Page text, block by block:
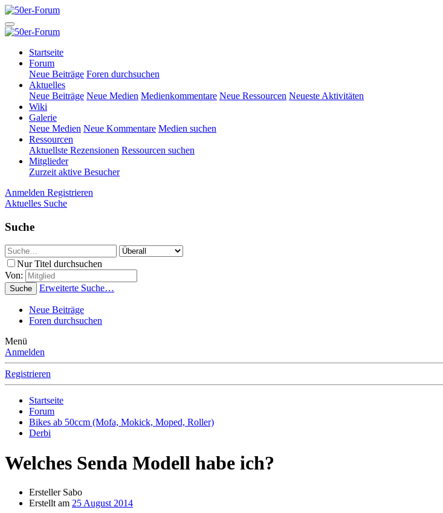
Startseite
Forum
Neue Beiträge Foren durchsuchen
Aktuelles
Neue Beiträge Neue Medien Medienkommentare Neue Ressourcen Neueste Aktivitäten
Wiki
Galerie
Neue Medien Neue Kommentare Medien suchen
Ressourcen
Aktuellste Rezensionen Ressourcen suchen
Mitglieder
Zurzeit aktive Besucher
Anmelden Registrieren
Aktuelles Suche
Suche
Nur Titel durchsuchen
Von:
Suche Erweiterte Suche…
Neue Beiträge
Foren durchsuchen
Menü
Anmelden
Registrieren
Startseite
Forum
Bikes ab 50ccm (Mofa, Mokick, Moped, Roller)
Derbi
Welches Senda Modell habe ich?
ErstellerSabo
Erstellt am 25 August 2014